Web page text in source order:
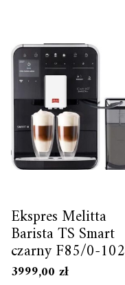
Ekspres Melitta
Barista TS Smart
czarny F85/0-102
3999,00 zł